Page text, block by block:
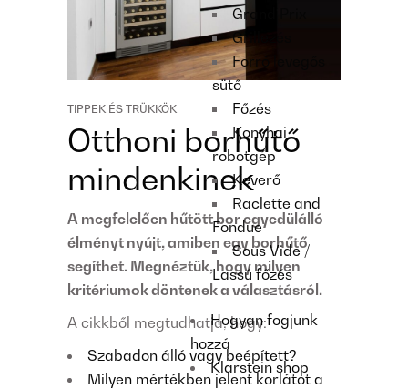
Grand Prix
Grillezés
Forró levegős
sütő
Főzés
Konyhai
robotgép
Keverő
Raclette and
Fondue
Sous Vide /
Lassú főzés
Hogyan fogjunk
hozzá
Klarstein shop
TIPPEK ÉS TRÜKKÖK
Otthoni borhűtő
mindenkinek
A megfelelően hűtött bor egyedülálló
élményt nyújt, amiben egy borhűtő
segíthet. Megnéztük, hogy milyen
kritériumok döntenek a választásról.
A cikkből megtudhatja, hogy:
Szabadon álló vagy beépített?
Milyen mértékben jelent korlátot a